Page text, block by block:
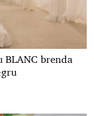
BLANC brenda